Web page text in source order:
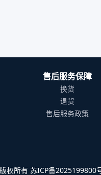
售后服务保障
换货
退货
售后服务政策
所有 苏ICP备2025199800